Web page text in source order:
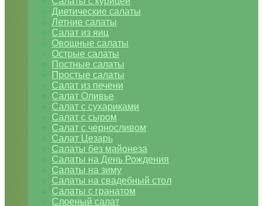
Диетические салаты
Летние салаты
Салат из яиц
Овощные салаты
Острые салаты
Постные салаты
Простые салаты
Салат из печени
Салат Оливье
Салат с сухариками
Салат с сыром
Салат с черносливом
Салат Цезарь
Салаты без майонеза
Салаты на День Рождения
Салаты на зиму
Салаты на свадебный стол
Салаты с гранатом
Слоеный салат